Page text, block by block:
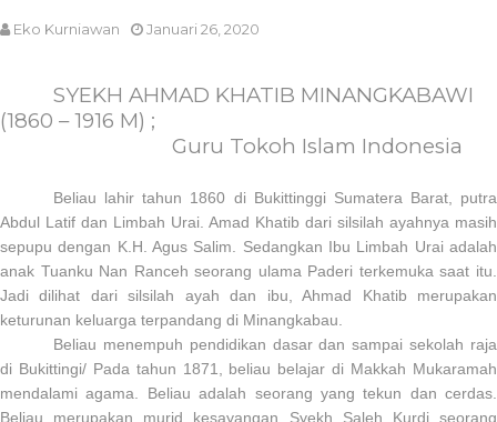
Eko Kurniawan Januari 26, 2020
SYEKH AHMAD KHATIB MINANGKABAWI
(1860 – 1916 M) ;
Guru Tokoh Islam Indonesia
Beliau lahir tahun 1860 di Bukittinggi Sumatera Barat, putra
Abdul Latif dan Limbah Urai. Amad Khatib dari silsilah ayahnya masih
sepupu dengan K.H. Agus Salim. Sedangkan Ibu Limbah Urai adalah
anak Tuanku Nan Ranceh seorang ulama Paderi terkemuka saat itu.
Jadi dilihat dari silsilah ayah dan ibu, Ahmad Khatib merupakan
keturunan keluarga terpandang di Minangkabau.
Beliau menempuh pendidikan dasar dan sampai sekolah raja
di Bukittingi/ Pada tahun 1871, beliau belajar di Makkah Mukaramah
mendalami agama. Beliau adalah seorang yang tekun dan cerdas.
Beliau merupakan murid kesayangan Syekh Saleh Kurdi seorang